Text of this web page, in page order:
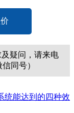
疑问，请来电
信同号）
统能达到的四种效